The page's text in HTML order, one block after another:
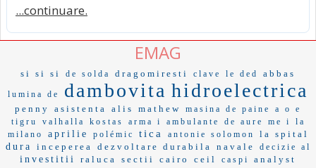
...continuare.
EMAG
si si si de solda dragomiresti clave le ded abbas
lumina de dambovita hidroelectrica
penny asistenta alis mathew masina de paine
a o e
tigru
valhalla kostas arma i ambulante de aure me i
la
milano
aprilie polémic tica antonie solomon
la spital
dura
inceperea dezvoltare durabila navale decizie al
investitii raluca sectii cairo ceil caspi analyst